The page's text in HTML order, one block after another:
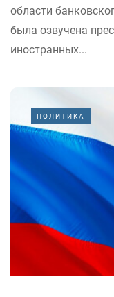
области
была озвучена
иностранных...
ПОЛИТИКА